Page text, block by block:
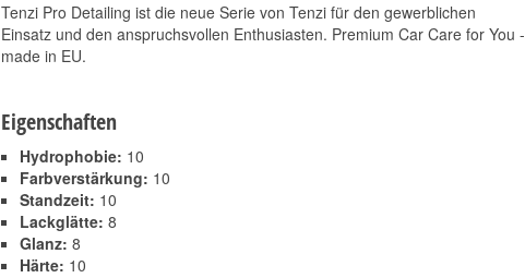
Tenzi Pro Detailing ist die neue Serie von Tenzi für den gewerblichen
Einsatz und den anspruchsvollen Enthusiasten. Premium Car Care for You -
made in EU.
Eigenschaften
Hydrophobie: 10
Farbverstärkung: 10
Standzeit: 10
Lackglätte: 8
Glanz: 8
Härte: 10